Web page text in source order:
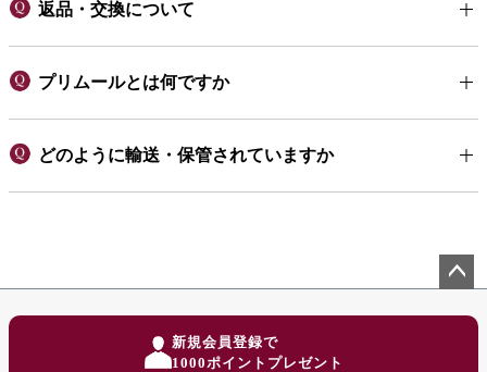
返品・交換について
プリムールとは何ですか
どのように輸送・保管されていますか
新規会員登録で
1000ポイントプレゼント